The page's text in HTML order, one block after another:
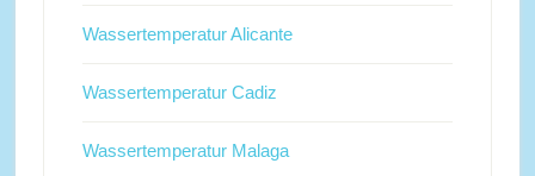
Wassertemperatur Alicante
Wassertemperatur Cadiz
Wassertemperatur Malaga